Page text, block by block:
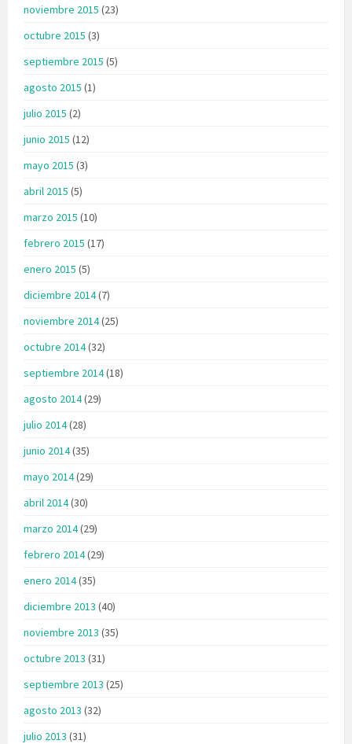
noviembre 2015 (23)
octubre 2015 (3)
septiembre 2015 (5)
agosto 2015 (1)
julio 2015 (2)
junio 2015 (12)
mayo 2015 (3)
abril 2015 (5)
marzo 2015 (10)
febrero 2015 (17)
enero 2015 (5)
diciembre 2014(7)
noviembre 2014(25)
octubre 2014(32)
septiembre 2014(18)
agosto 2014(29)
julio 2014(28)
junio 2014(35)
mayo 2014(29)
abril 2014(30)
marzo 2014(29)
febrero 2014(29)
enero 2014(35)
diciembre 2013 (40)
noviembre 2013 (35)
octubre 2013 (31)
septiembre 2013 (25)
agosto 2013 (32)
julio 2013 (31)